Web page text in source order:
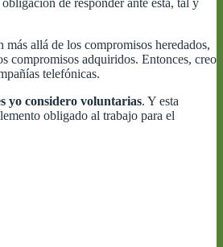
allá de los compromisos heredados,
compromisos adquiridos. Entonces, creo
telefónicas.
yo considero voluntarias. Y esta
obligado al trabajo para el